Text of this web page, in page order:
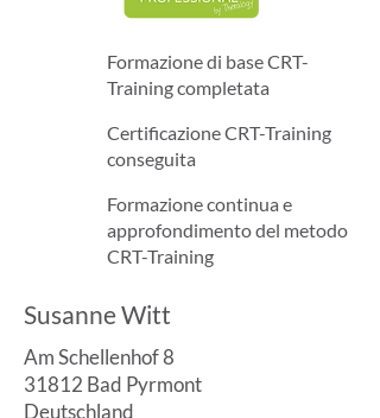
Formazione di base CRT-
Training completata
Certificazione CRT-Training
conseguita
Formazione continua e
approfondimento del metodo
CRT-Training
Susanne Witt
Am Schellenhof 8
31812 Bad Pyrmont
Deutschland